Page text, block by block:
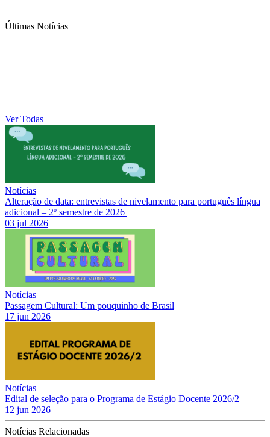
Últimas Notícias
Ver Todas
Notícias
Alteração de data: entrevistas de nivelamento para português língua
adicional – 2º semestre de 2026
03 jul 2026
Notícias
Passagem Cultural: Um pouquinho de Brasil
17 jun 2026
Notícias
Edital de seleção para o Programa de Estágio Docente 2026/2
12 jun 2026
Notícias Relacionadas